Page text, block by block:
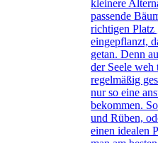
kleinere
passende
richtigen Platz
eingepflanzt,
getan. Denn
der Seele weh
regelmäßig
nur so eine
bekommen.
und Rüben,
einen idealen